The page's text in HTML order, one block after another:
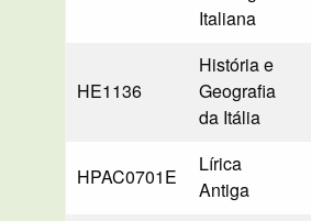
Italiana
HE1136
História e
Geografia
da Itália
HPAC0701E
Lírica
Antiga